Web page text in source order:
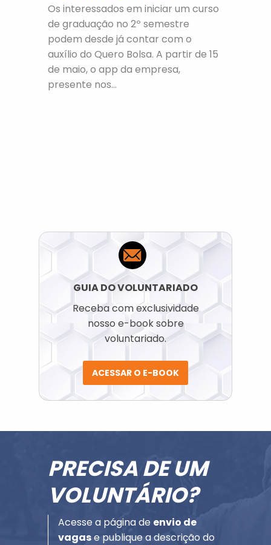
Os interessados em iniciar um curso
de graduação no 2º semestre
podem desde já contar com o
auxílio do Quero Bolsa. A partir de 15
de maio, o app da empresa,
presente nos...
GUIA DO VOLUNTARIADO
Receba com exclusividade
nosso e-book sobre
voluntariado.
ACESSAR O E-BOOK
PRECISA DE UM
VOLUNTÁRIO?
Acesse a página de envio de
vagase publique a descrição do